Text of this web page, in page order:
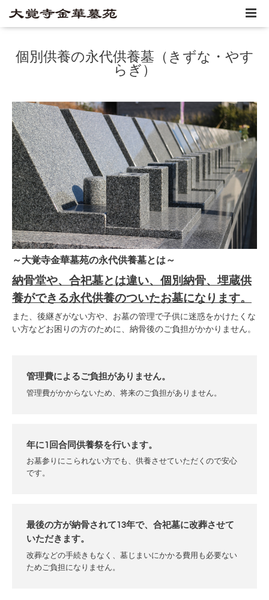
個別供養の永代供養墓（きずな・やす
らぎ）
～大覚寺金華墓苑の永代供養墓とは～
納骨堂や、合祀墓とは違い、個別納骨、埋蔵供
養ができる永代供養のついたお墓になります。
また、後継ぎがない方や、お墓の管理で子供に迷惑をかけたくな
い方などお困りの方のために、納骨後のご負担がかかりません。
管理費によるご負担がありません。
管理費がかからないため、将来のご負担がありません。
年に1回 合同供養祭を行います。
お墓参りにこられない方でも、供養させていただくので安心
です。
最後の方が納骨されて13年で、合祀墓に改葬させて
いただきます。
改葬などの手続きもなく、墓じまいにかかる費用も必要ない
ためご負担になりません。